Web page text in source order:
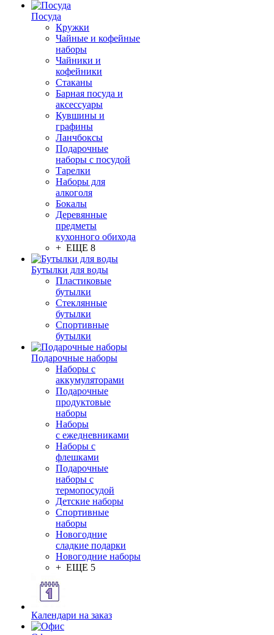
Посуда
Кружки
Чайные и кофейные
наборы
Чайники и
кофейники
Стаканы
Барная посуда и
аксессуары
Кувшины и
графины
Ланчбоксы
Подарочные
наборы с посудой
Тарелки
Наборы для
алкоголя
Бокалы
Деревянные
предметы
кухонного обихода
+ ЕЩЕ 8
Бутылки для воды
Пластиковые
бутылки
Стеклянные
бутылки
Спортивные
бутылки
Подарочные наборы
Наборы с
аккумуляторами
Подарочные
продуктовые
наборы
Наборы
с ежедневниками
Наборы с
флешками
Подарочные
наборы с
термопосудой
Детские наборы
Спортивные
наборы
Новогодние
сладкие подарки
Новогодние наборы
+ ЕЩЕ 5
Календари на заказ